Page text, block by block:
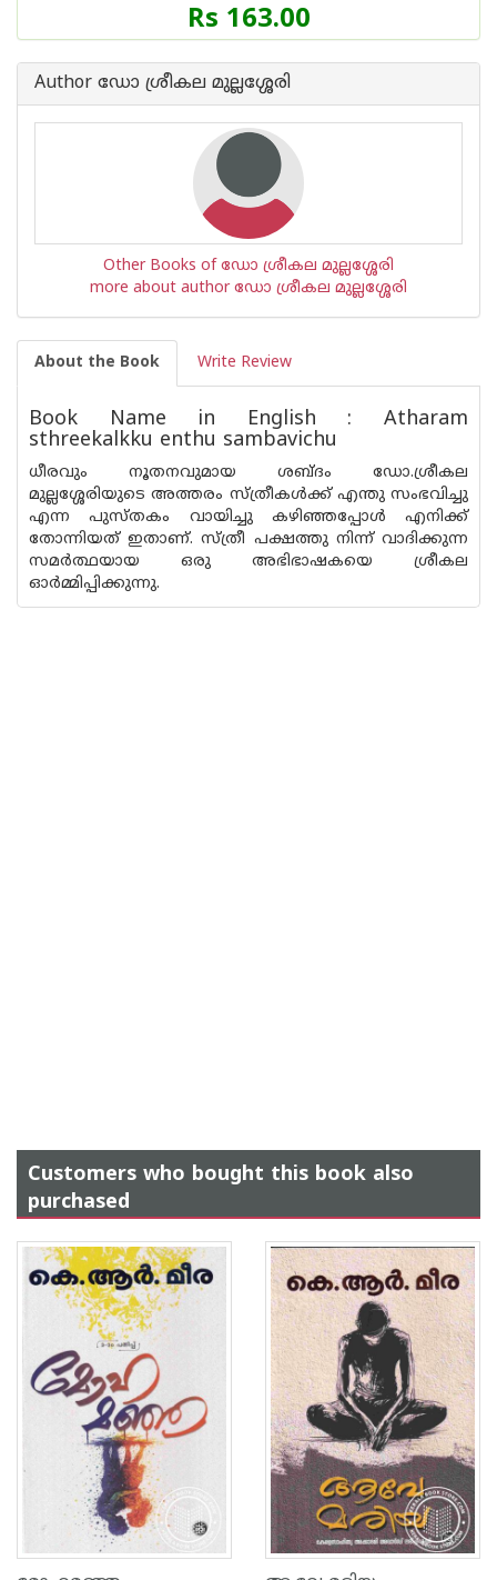
Rs 163.00
Author ഡോ ശ്രീകല മുല്ലശ്ശേരി
Other Books of ഡോ ശ്രീകല മുല്ലശ്ശേരി
more about author ഡോ ശ്രീകല മുല്ലശ്ശേരി
About the Book Write Review
Book Name in English : Atharam
sthreekalkku enthu sambavichu
ധീരവും നൂതനവുമായ ശബ്ദം ഡോ.ശ്രീകല
മുല്ലശ്ശേരിയുടെ അത്തരം സ്ത്രീകള്‍ക്ക് എന്തു സംഭവിച്ചു
എന്ന പുസ്തകം വായിച്ചു കഴിഞ്ഞപ്പോള്‍ എനിക്ക്
തോന്നിയത് ഇതാണ്. സ്ത്രീ പക്ഷത്തു നിന്ന് വാദിക്കുന്ന
സമര്‍ത്ഥയായ ഒരു അഭിഭാഷകയെ ശ്രീകല
ഓര്‍മ്മിപ്പിക്കുന്നു.
Customers who bought this book also
purchased